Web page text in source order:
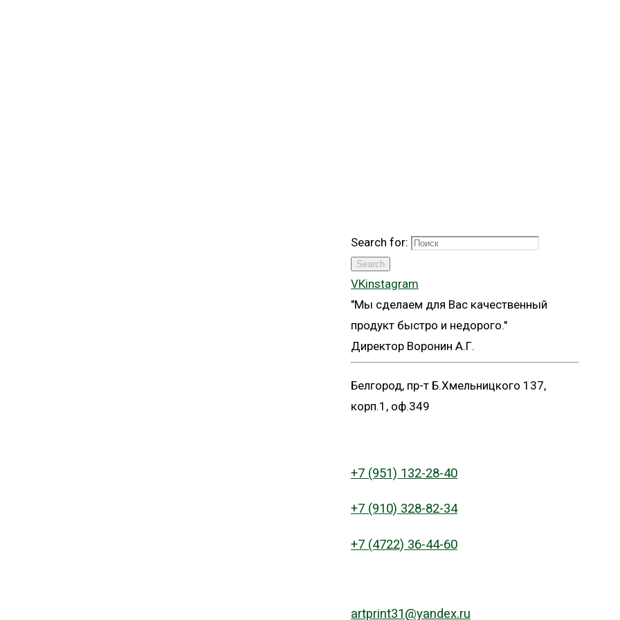
Search for:
Search
VKinstagram
"Мы сделаем для Вас качественный
продукт быстро и недорого."
Директор Воронин А.Г.
Белгород, пр-т Б.Хмельницкого 137,
корп.1, оф.349
+7 (951) 132-28-40
+7 (910) 328-82-34
+7 (4722) 36-44-60
artprint31@yandex.ru